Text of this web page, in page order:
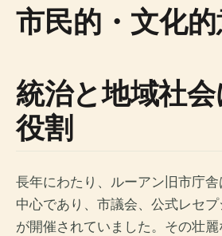
市民的・文化
統治と地域社
役割
長年にわたり、ルーアン旧市庁
中心であり、市議会、公式レセ
が開催されていました。その壮